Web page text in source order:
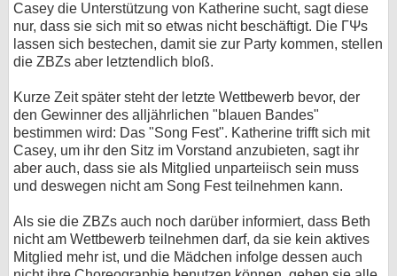
Casey die Unterstützung von Katherine sucht, sagt diese
nur, dass sie sich mit so etwas nicht beschäftigt. Die ΓΨs
lassen sich bestechen, damit sie zur Party kommen, stellen
die ZBZs aber letztendlich bloß.
Kurze Zeit später steht der letzte Wettbewerb bevor, der
den Gewinner des alljährlichen "blauen Bandes"
bestimmen wird: Das "Song Fest". Katherine trifft sich mit
Casey, um ihr den Sitz im Vorstand anzubieten, sagt ihr
aber auch, dass sie als Mitglied unparteiisch sein muss
und deswegen nicht am Song Fest teilnehmen kann.
Als sie die ZBZs auch noch darüber informiert, dass Beth
nicht am Wettbewerb teilnehmen darf, da sie kein aktives
Mitglied mehr ist, und die Mädchen infolge dessen auch